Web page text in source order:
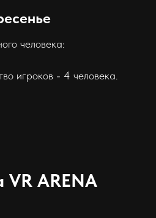
человека:
игроков - 4 человека.
VR ARENA